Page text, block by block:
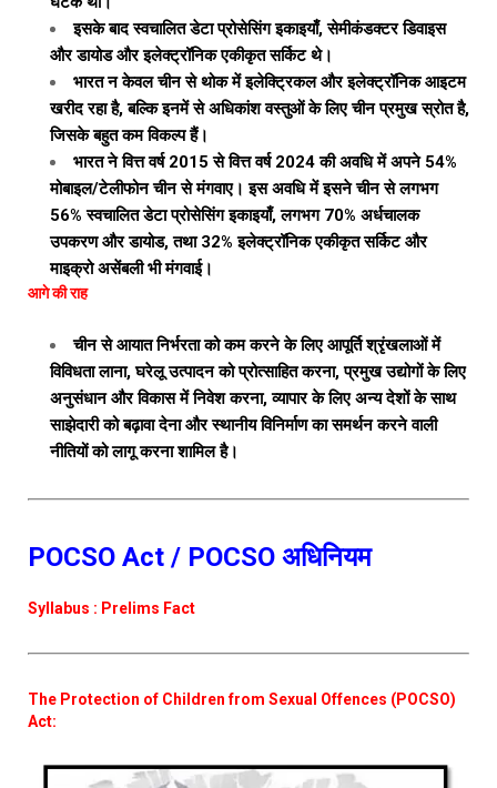
इसके बाद स्वचालित डेटा प्रोसेसिंग इकाइयाँ, सेमीकंडक्टर डिवाइस
और डायोड और इलेक्ट्रॉनिक एकीकृत सर्किट थे।
भारत न केवल चीन से थोक में इलेक्ट्रिकल और इलेक्ट्रॉनिक आइटम
खरीद रहा है, बल्कि इनमें से अधिकांश वस्तुओं के लिए चीन प्रमुख स्रोत है,
जिसके बहुत कम विकल्प हैं।
भारत ने वित्त वर्ष 2015 से वित्त वर्ष 2024 की अवधि में अपने 54%
मोबाइल/टेलीफोन चीन से मंगवाए। इस अवधि में इसने चीन से लगभग
56% स्वचालित डेटा प्रोसेसिंग इकाइयाँ, लगभग 70% अर्धचालक
उपकरण और डायोड, तथा 32% इलेक्ट्रॉनिक एकीकृत सर्किट और
माइक्रो असेंबली भी मंगवाई।
आगे की राह
चीन से आयात निर्भरता को कम करने के लिए आपूर्ति श्रृंखलाओं में
विविधता लाना, घरेलू उत्पादन को प्रोत्साहित करना, प्रमुख उद्योगों के लिए
अनुसंधान और विकास में निवेश करना, व्यापार के लिए अन्य देशों के साथ
साझेदारी को बढ़ावा देना और स्थानीय विनिर्माण का समर्थन करने वाली
नीतियों को लागू करना शामिल है।
POCSO Act / POCSO अधिनियम
Syllabus : Prelims Fact
The Protection of Children from Sexual Offences (POCSO)
Act: